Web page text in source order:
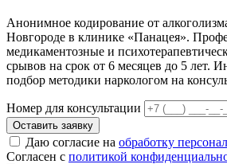
Анонимное кодирование от
Новгороде в клинике «Панацея».
медикаментозные и
срывов на срок от 6 месяцев до 5 лет.
подбор методики наркологом на
Номер для консультации
Оставить заявку
Даю согласие на обработку
Согласен с политикой